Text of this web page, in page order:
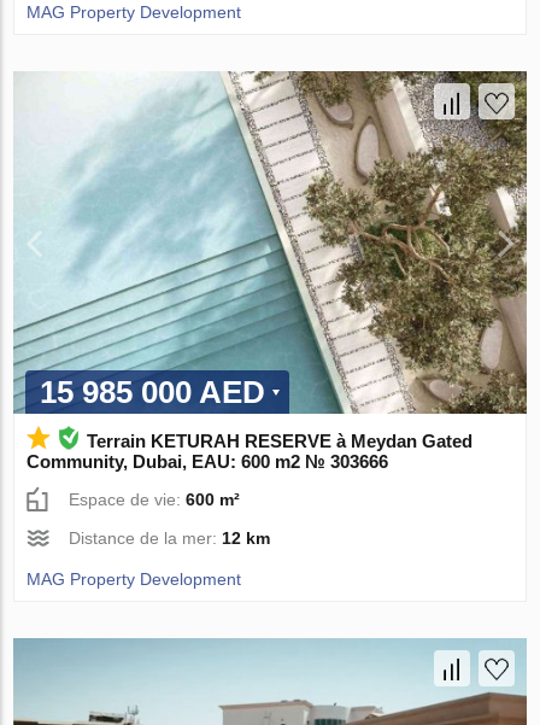
MAG Property Development
15 985 000 AED
Terrain KETURAH RESERVE à Meydan Gated
Community, Dubai, EAU: 600 m2 № 303666
Espace de vie:600 m²
Distance de la mer: 12 km
MAG Property Development